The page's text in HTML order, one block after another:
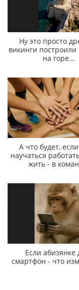
Ну это просто
викинги
на горе...
А что будет,
научаться
жить - в
Если абизянке
смартфон - что